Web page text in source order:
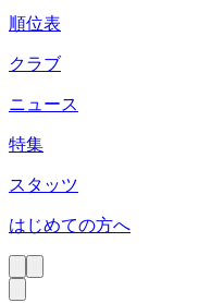
順位表
クラブ
ニュース
特集
スタッツ
はじめての方へ